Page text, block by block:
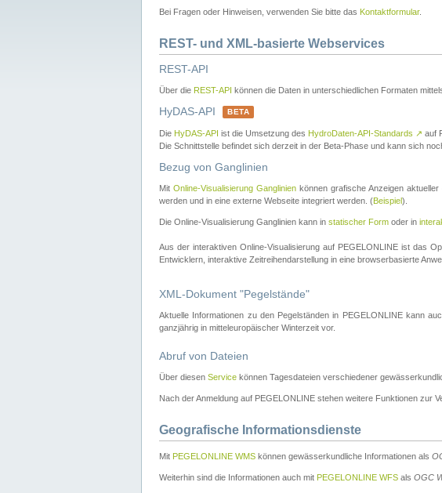
Bei Fragen oder Hinweisen, verwenden Sie bitte das Kontaktformular.
REST- und XML-basierte Webservices
REST-API
Über die REST-API können die Daten in unterschiedlichen Formaten
HyDAS-API BETA
Die HyDAS-API ist die Umsetzung des HydroDaten-API-Standards ↗ auf
Die Schnittstelle befindet sich derzeit in der Beta-Phase und kann sich
Bezug von Ganglinien
MitOnline-Visualisierung Ganglinien können grafische Anzeigen
werden und in eine externe Webseite integriert werden. (Beispiel).
Die Online-Visualisierung Ganglinien kann in statischer Form oder in
Aus der interaktiven Online-Visualisierung auf PEGELONLINE ist das
Entwicklern, interaktive Zeitreihendarstellung in eine browserbasierte
XML-Dokument "Pegelstände"
Aktuelle Informationen zu den Pegelständen in PEGELONLINE kann
ganzjährig in mitteleuropäischer Winterzeit vor.
Abruf von Dateien
Über diesen Service können Tagesdateien verschiedener
Nach der Anmeldung auf PEGELONLINE stehen weitere Funktionen zur
Geografische Informationsdienste
Mit PEGELONLINE WMS können gewässerkundliche Informationen als
Weiterhin sind die Informationen auch mit PEGELONLINE WFS als OGC